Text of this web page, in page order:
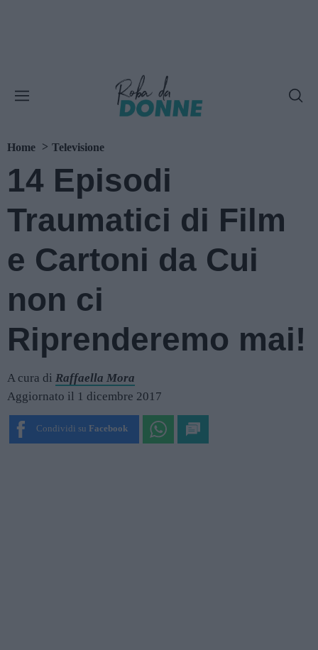
Home Televisione
14 Episodi
Traumatici di Film
e Cartoni da Cui
non ci
Riprenderemo mai!
A cura di Raffaella Mora
Aggiornato il 1 dicembre 2017
Condividi su Facebook